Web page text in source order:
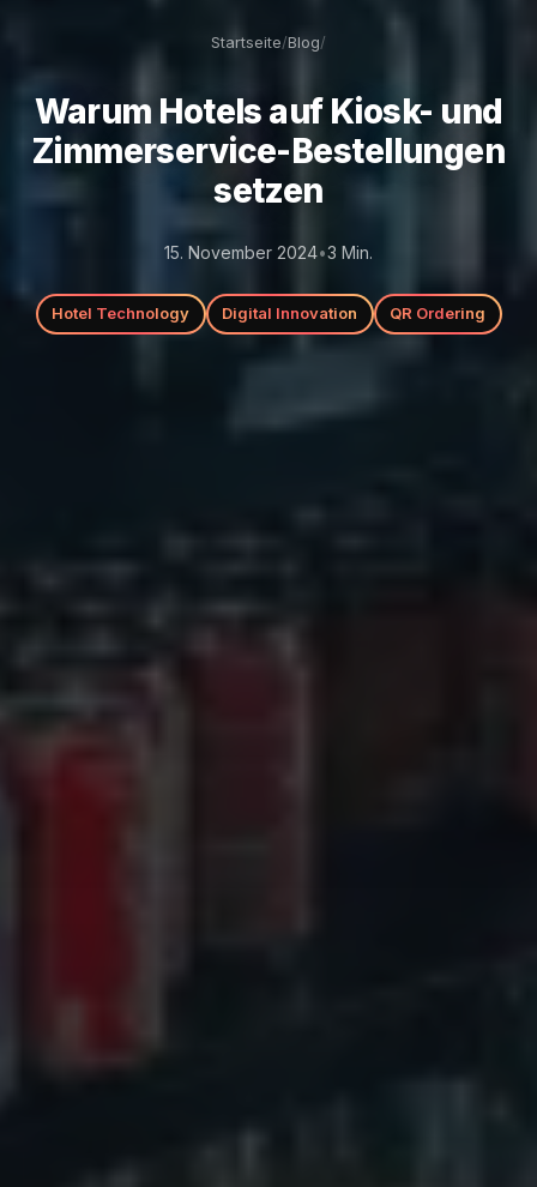
Startseite/Blog/
Warum Hotels auf Kiosk- und
Zimmerservice-Bestellungen
setzen
15. November 2024•3 Min.
Hotel Technology Digital Innovation QR Ordering